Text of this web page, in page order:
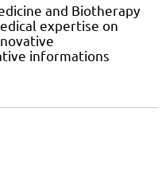
and Biotherapy
expertise on
informations